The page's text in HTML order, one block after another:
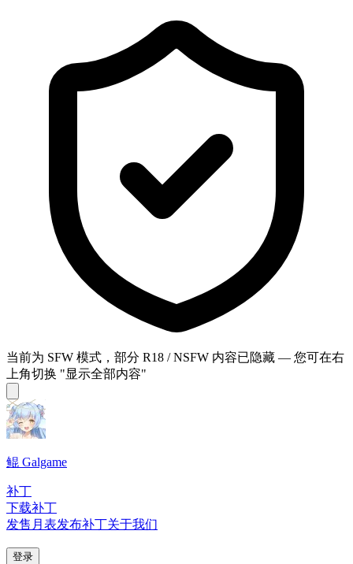
当前为 SFW 模式，部分 R18 / NSFW 内容已隐藏 — 您可在右
上角切换 "显示全部内容"
鲲 Galgame
补丁
下载补丁
发售月表发布补丁关于我们
登录